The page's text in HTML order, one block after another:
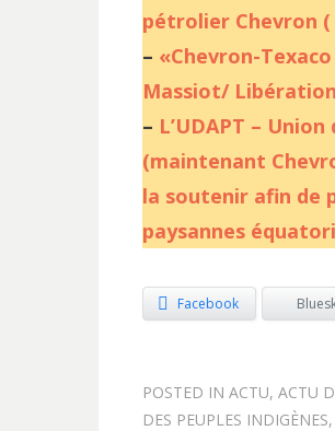
pétrolier Chevron
– «Chevron-
Massiot/
– L’UDAPT –
(maintenant
la soutenir afin de
paysannes
Facebook
POSTED IN ACTU, ACTU
DES PEUPLES INDIGÈNES,